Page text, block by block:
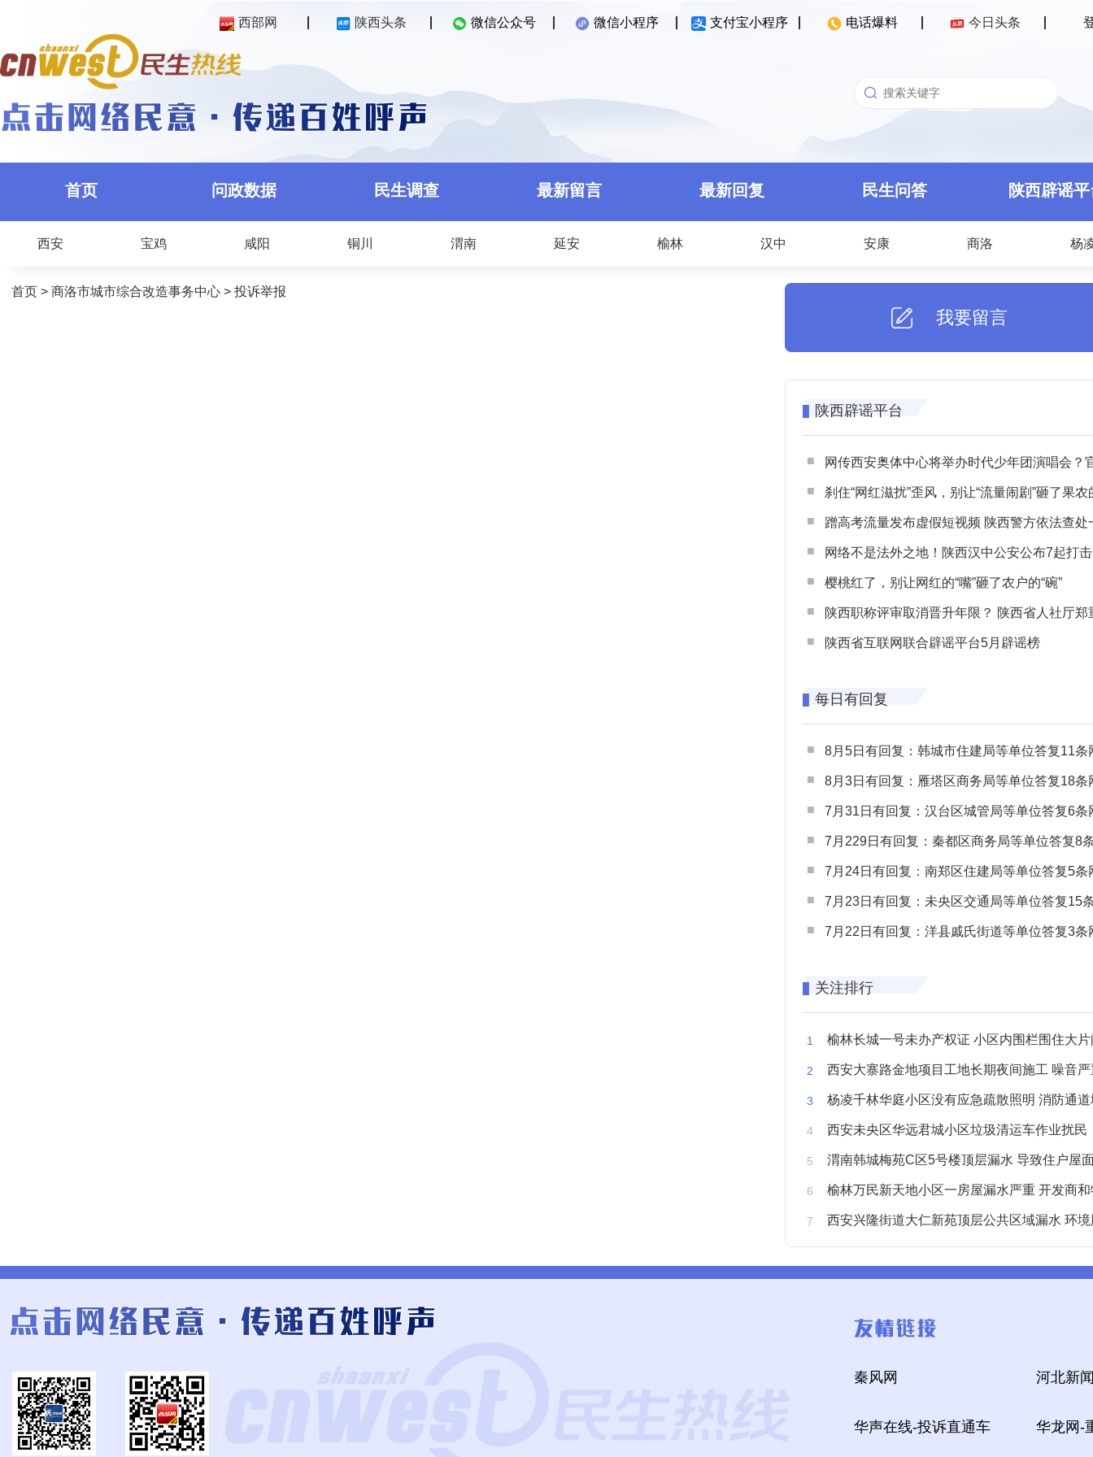
西部网 陕西头条 微信公众号 微信小程序 支付宝小程序 电话爆料 今日头条
首页 问政数据 民生调查 最新留言 最新回复 民生问答 陕西辟谣
西安 宝鸡 咸阳 铜川 渭南 延安 榆林 汉中 安康 商洛 杨
首页 > 商洛市城市综合改造事务中心 > 投诉举报
我要留言
陕西辟谣平台
网传西安奥体中心将举办时代少年团演唱会？官方回应：纯
刹住“网红滋扰”歪风，别让“流量闹剧”砸了果农
蹭高考流量发布虚假短视频 陕西警方依法查处一起涉高考网络
网络不是法外之地！陕西汉中公安公布7起打击整治网谣网暴典型
樱桃红了，别让网红的“嘴”砸了农户的“碗”
陕西职称评审取消晋升年限？ 陕西省人社厅郑重声明 谨防职称评审不实言
陕西省互联网联合辟谣平台5月辟谣榜
每日有回复
8月5日有回复：韩城市住建局等单位答复11条网民
8月3日有回复：雁塔区商务局等单位答复18条网民
7月31日有回复：汉台区城管局等单位答复6条网民
7月229日有回复：秦都区商务局等单位答复8条网民
7月24日有回复：南郑区住建局等单位答复5条网民
7月23日有回复：未央区交通局等单位答复15条网民
7月22日有回复：洋县戚氏街道等单位答复3条网民
关注排行
榆林长城一号未办产权证 小区内围栏围住大片闲置
西安大寨路金地项目工地长期夜间施工 噪音严重
杨凌千林华庭小区没有应急疏散照明 消防通
西安未央区华远君城小区垃圾清运车作业扰民
渭南韩城梅苑C区5号楼顶层漏水 导致住户屋面被
榆林万民新天地小区一房屋漏水严重 开发商和物业不予
西安兴隆街道大仁新苑顶层公共区域漏水 环
秦风网 河北新
华声在线-投诉直通车 华龙网-